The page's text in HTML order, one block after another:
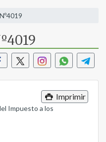
Imprimir
Impuesto a los